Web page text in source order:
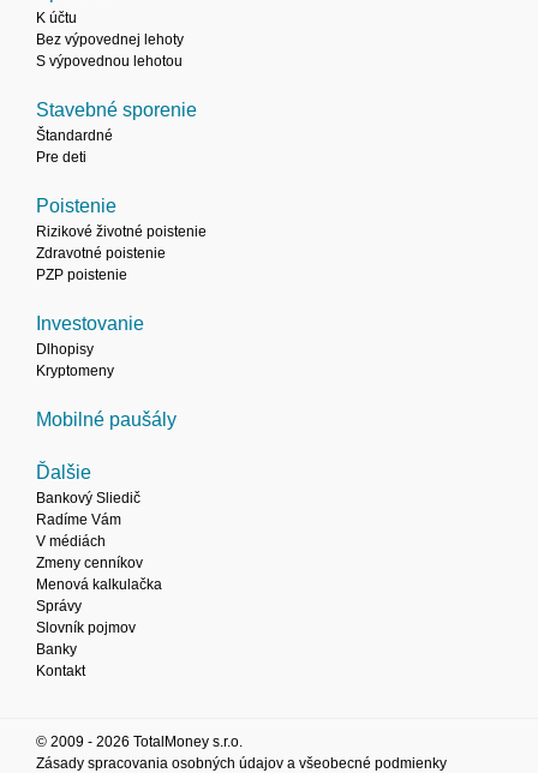
K účtu
Bez výpovednej lehoty
S výpovednou lehotou
Stavebné sporenie
Štandardné
Pre deti
Poistenie
Rizikové životné poistenie
Zdravotné poistenie
PZP poistenie
Investovanie
Dlhopisy
Kryptomeny
Mobilné paušály
Ďalšie
Bankový Sliedič
Radíme Vám
V médiách
Zmeny cenníkov
Menová kalkulačka
Správy
Slovník pojmov
Banky
Kontakt
© 2009 - 2026 TotalMoney s.r.o.
Zásady spracovania osobných údajov a všeobecné podmienky